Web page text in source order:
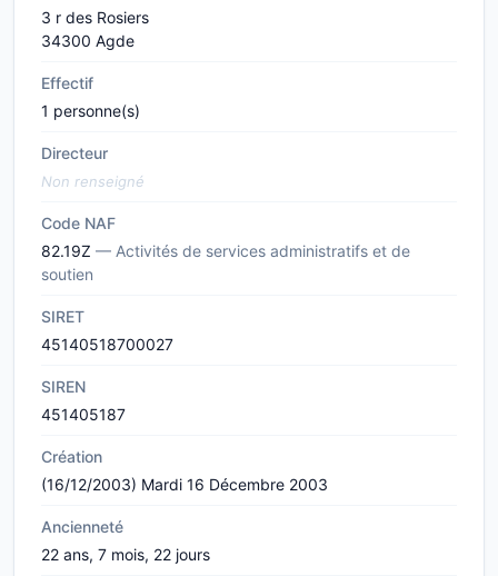
3 r des Rosiers
34300 Agde
Effectif
1 personne(s)
Directeur
Non renseigné
Code NAF
82.19Z — Activités de services administratifs et de
soutien
SIRET
45140518700027
SIREN
451405187
Création
(16/12/2003) Mardi 16 Décembre 2003
Ancienneté
22 ans, 7 mois, 22 jours